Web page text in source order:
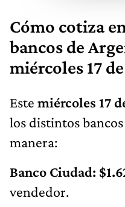
Cómo cotiza
bancos de
miércoles 17
Este miércoles 17
los distintos
manera:
Banco Ciudad:
vendedor.